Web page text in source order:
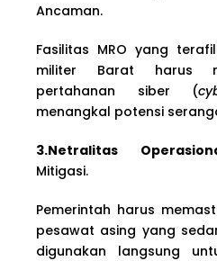
Ancaman.
Fasilitas MRO yang
militer Barat harus
pertahanan siber (
menangkal potensi
3.Netralitas
Mitigasi.
Pemerintah harus
pesawat asing yang
digunakan langsung